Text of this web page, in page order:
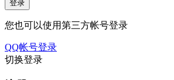
您也可以使用第三方帐号登录
QQ帐号登录
切换登录